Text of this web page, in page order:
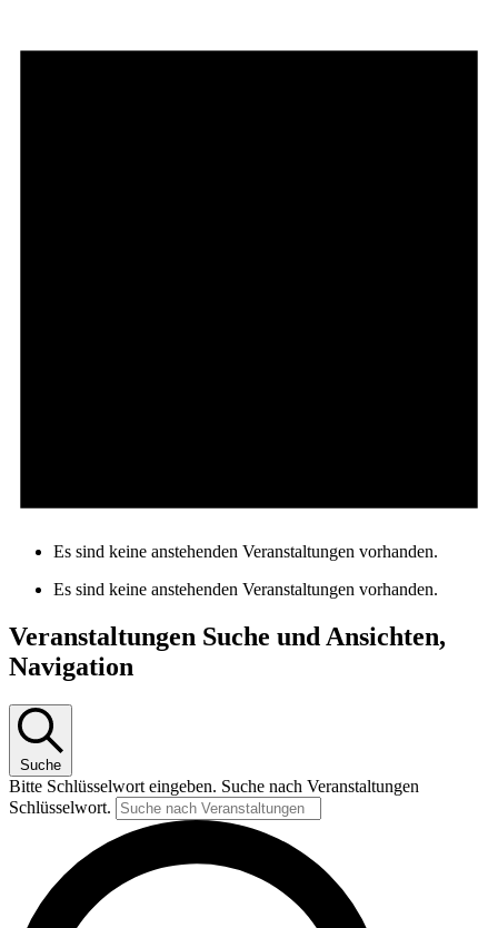
Es sind keine anstehenden Veranstaltungen vorhanden.
Es sind keine anstehenden Veranstaltungen vorhanden.
Veranstaltungen Suche und Ansichten,
Navigation
Suche
Bitte Schlüsselwort eingeben. Suche nach Veranstaltungen
Schlüsselwort.